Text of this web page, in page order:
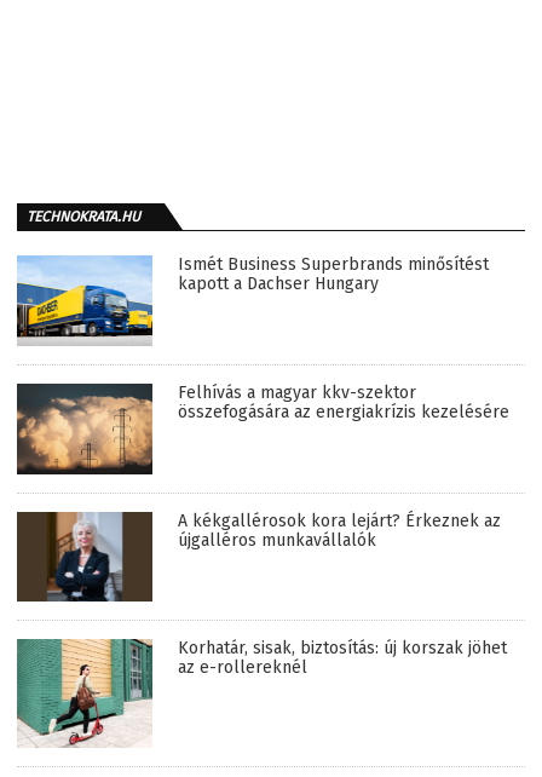
TECHNOKRATA.HU
Ismét Business Superbrands minősítést
kapott a Dachser Hungary
Felhívás a magyar kkv-szektor
összefogására az energiakrízis kezelésére
A kékgallérosok kora lejárt? Érkeznek az
újgalléros munkavállalók
Korhatár, sisak, biztosítás: új korszak jöhet
az e-rollereknél